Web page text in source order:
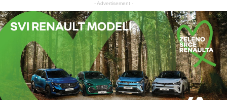
- Advertisement -